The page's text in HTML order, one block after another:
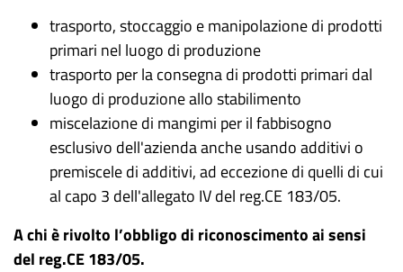
trasporto, stoccaggio e manipolazione di prodotti
primari nel luogo di produzione
trasporto per la consegna di prodotti primari dal
luogo di produzione allo stabilimento
miscelazione di mangimi per il fabbisogno
esclusivo dell'azienda anche usando additivi o
premiscele di additivi, ad eccezione di quelli di cui
al capo 3 dell'allegato IV del reg.CE 183/05.
A chi è rivolto l’obbligo di riconoscimento ai sensi
del reg.CE 183/05.